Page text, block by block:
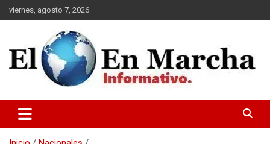
Saltar
al
viernes, agosto 7, 2026
elmundoenmarcha.net